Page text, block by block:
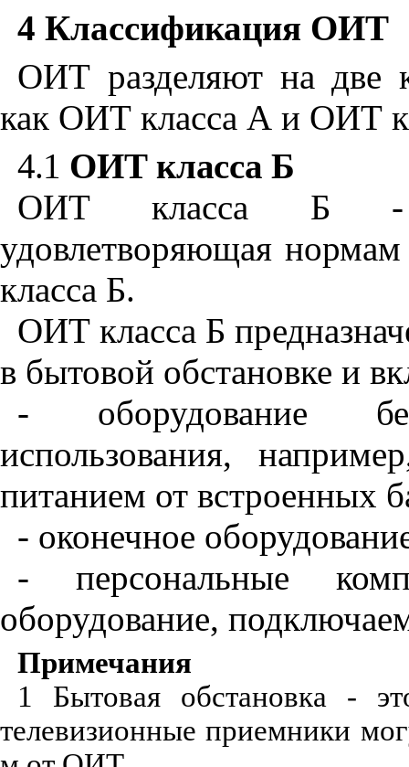
4 Классификация ОИТ
ОИТ разделяют на две
как ОИТ класса А и ОИТ
4.1 ОИТ класса Б
ОИТ класса Б -
удовлетворяющая
класса Б.
ОИТ класса Б
в бытовой обстановке и
- оборудование
использования,
питанием от встроенных
- оконечное
- персональные
оборудование,
Примечания
1 Бытовая обстановка -
телевизионные приемники